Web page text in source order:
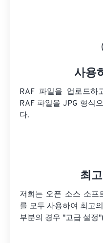
사용
RAF 파일을 업로드하
RAF 파일을 JPG 형식
다.
최
저희는 오픈 소스 소프
를 모두 사용하여 최고
부분의 경우 "고급 설정